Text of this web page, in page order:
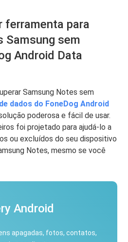
ferramenta para
Samsung sem
Android Data
Samsung Notes sem
dados do FoneDog Android
poderosa e fácil de usar.
foi projetado para ajudá-lo a
ou excluídos do seu dispositivo
Notes, mesmo se você
Android
apagadas, fotos, contatos,